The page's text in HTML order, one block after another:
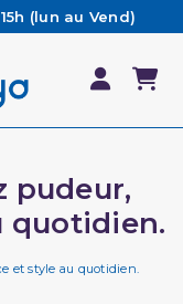
(lun au Vend)
jour même
FAQ
d'achat*
pudeur,
quotidien.
et style au quotidien.